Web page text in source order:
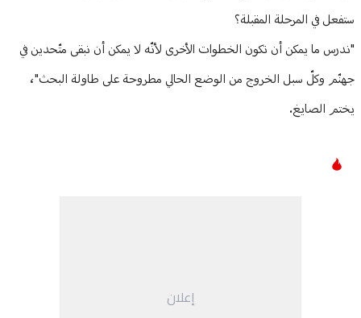
ستفعل في المرحلة المقبلة؟
"ندرس ما يمكن أن تكون الخطوات الأخرى لأنّه لا يمكن أن نبقى متّحدين في
جهنّم وكلّ سبل الخروج من الوضع الحالي مطروحة على طاولة البحث"،
يختم الصايغ.
إعلان